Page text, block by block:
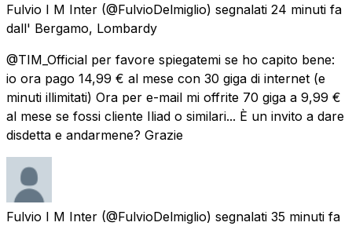
Fulvio I M Inter (@FulvioDelmiglio) segnalati 24 minuti fa
dall' Bergamo, Lombardy
@TIM_Official per favore spiegatemi se ho capito bene:
io ora pago 14,99 € al mese con 30 giga di internet (e
minuti illimitati) Ora per e-mail mi offrite 70 giga a 9,99 €
al mese se fossi cliente Iliad o similari... È un invito a dare
disdetta e andarmene? Grazie
Fulvio I M Inter (@FulvioDelmiglio) segnalati 35 minuti fa